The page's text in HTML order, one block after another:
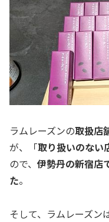
ラムレーズンの取扱店
が、「取り扱いのない
ので、 伊勢丹の新宿店
た。
そして、ラムレーズン